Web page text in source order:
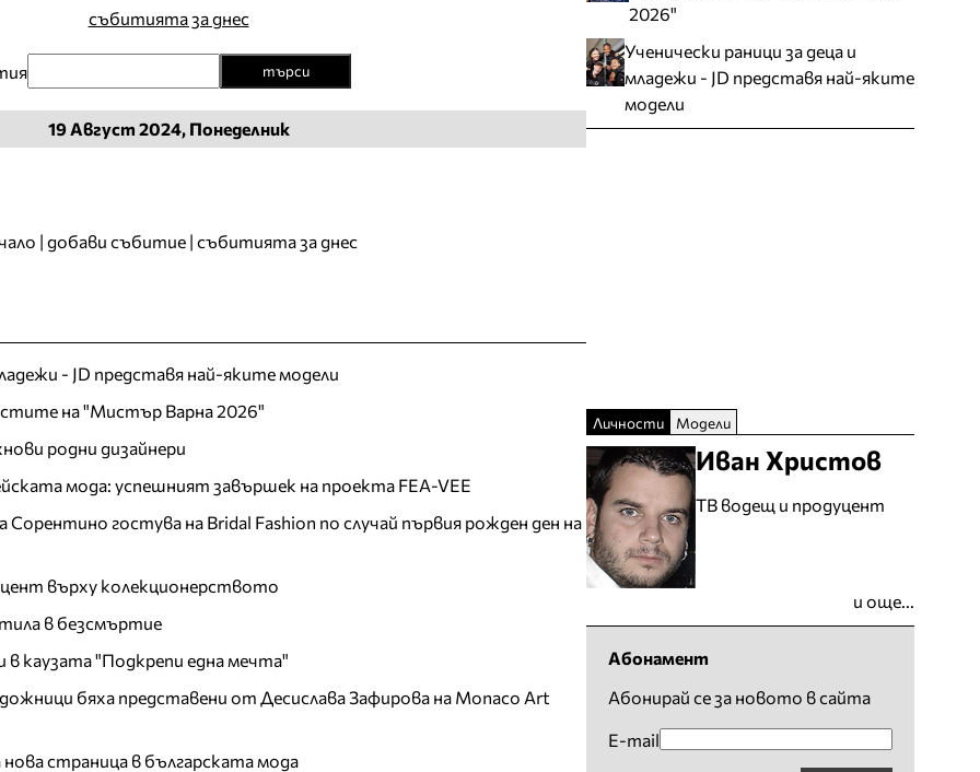
събитията за днес
търси
19Август 2024, Понеделник
| добави събитие | събитията за днес
- JD представя най-яките модели
на "Мистър Варна 2026"
родни дизайнери
мода: успешният завършек на проекта FEA-VEE
гостува на Bridal Fashion по случай първия рожден ден на
върху колекционерството
в безсмъртие
в каузата "Подкрепи една мечта"
бяха представени от Десислава Зафирова на Monaco Art
страница в българската мода
2026"
Ученически раници за деца и
младежи - JD представя най-яките
модели
Личности Модели
Иван Христов
ТВ водещ и продуцент
и още...
Абонамент
Абонирай се за новото в сайта
E-mail